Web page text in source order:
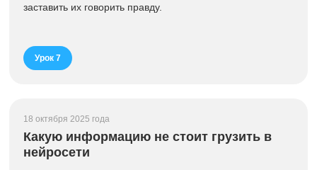
заставить их говорить правду.
Урок 7
18 октября 2025 года
Какую информацию не стоит грузить в
нейросети